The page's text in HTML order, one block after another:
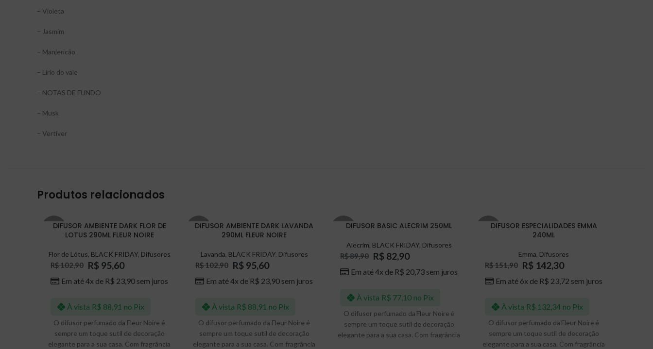
– Violeta
– Jasmim
– Manjericão
– Lírio do vale
– NOTAS DE FUNDO
– Musk
– Vertiver
Produtos relacionados
-7%
DIFUSOR AMBIENTE DARK FLOR DE
LOTUS 290ML FLEUR NOIRE
Flor de Lótus, BLACK FRIDAY, Difusores
R$102,90 R$ 95,60
Em até 4x de R$ 23,90 sem juros
À vista R$ 88,91 no Pix
O difusor perfumado da Fleur Noire é
sempre um toque sutil de decoração
elegante para a sua casa. Com fragrância
-7%
DIFUSOR AMBIENTE DARK LAVANDA
290ML FLEUR NOIRE
Lavanda, BLACK FRIDAY, Difusores
R$102,90 R$ 95,60
Em até 4x de R$ 23,90 sem juros
À vista R$ 88,91 no Pix
O difusor perfumado da Fleur Noire é
sempre um toque sutil de decoração
elegante para a sua casa. Com fragrância
-8%DIFUSOR BASIC ALECRIM 250ML
Alecrim, BLACK FRIDAY, Difusores
R$89,90 R$ 82,90
Em até 4x de R$ 20,73 sem juros
À vista R$ 77,10 no Pix
O difusor perfumado da Fleur Noire é
sempre um toque sutil de decoração
elegante para a sua casa. Com fragrância
-6%DIFUSOR ESPECIALIDADES EMMA
240ML
Emma, Difusores
R$151,90 R$ 142,30
Em até 6x de R$ 23,72 sem juros
À vista R$ 132,34 no Pix
O difusor perfumado da Fleur Noire é
sempre um toque sutil de decoração
elegante para a sua casa. Com fragrância